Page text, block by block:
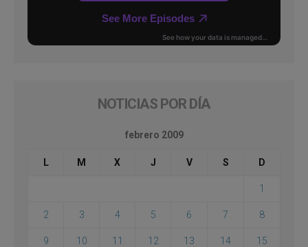
NOTICIAS POR DÍA
febrero 2009
L M X J V S D
1
2 3 4 5 6 7 8
9 10 11 12 13 14 15